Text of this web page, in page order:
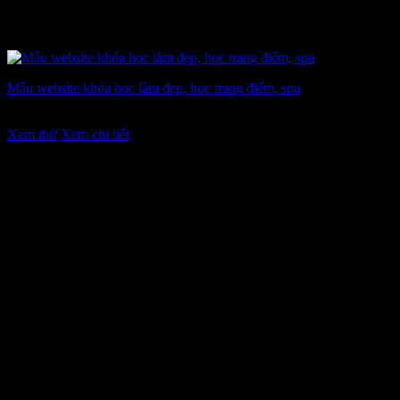
Mẫu website khóa học làm đẹp, học trang điểm, spa
gốc
Xem thử Xem chi tiết